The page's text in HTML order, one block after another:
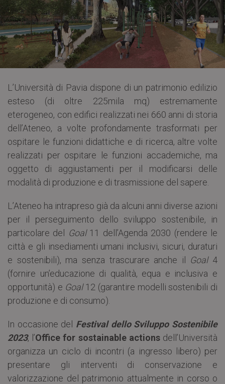
L’Università di Pavia dispone di un patrimonio edilizio
esteso (di oltre 225mila mq) estremamente
eterogeneo, con edifici realizzati nei 660 anni di storia
dell’Ateneo, a volte profondamente trasformati per
ospitare le funzioni didattiche e di ricerca, altre volte
realizzati per ospitare le funzioni accademiche, ma
oggetto di aggiustamenti per il modificarsi delle
modalità di produzione e di trasmissione del sapere.
L’Ateneo ha intrapreso già da alcuni anni diverse azioni
per il perseguimento dello sviluppo sostenibile, in
particolare del Goal11 dell’Agenda 2030 (rendere le
città e gli insediamenti umani inclusivi, sicuri, duraturi
e sostenibili), ma senza trascurare anche il Goal4
(fornire un’educazione di qualità, equa e inclusiva e
opportunità) e Goal12 (garantire modelli sostenibili di
produzione e di consumo).
In occasione del Festival dello Sviluppo Sostenibile
2023, l’Office for sostainable actionsdell’Università
organizza un ciclo di incontri (a ingresso libero) per
presentare gli interventi di conservazione e
valorizzazione del patrimonio attualmente in corso o